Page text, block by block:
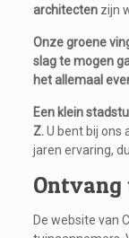
architectenzijn
Onze groene
slag te mogen
het allemaal
Een klein
Z.U bent bij ons
jaren ervaring,
De website van